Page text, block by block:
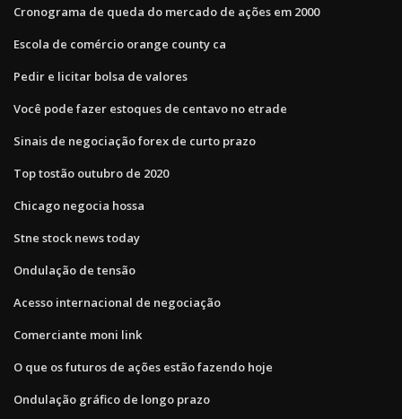
Cronograma de queda do mercado de ações em 2000
Escola de comércio orange county ca
Pedir e licitar bolsa de valores
Você pode fazer estoques de centavo no etrade
Sinais de negociação forex de curto prazo
Top tostão outubro de 2020
Chicago negocia hossa
Stne stock news today
Ondulação de tensão
Acesso internacional de negociação
Comerciante moni link
O que os futuros de ações estão fazendo hoje
Ondulação gráfico de longo prazo